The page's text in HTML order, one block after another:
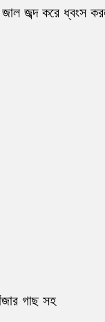
জাল জব্দ করে ধ্বংস
গাছ সহ